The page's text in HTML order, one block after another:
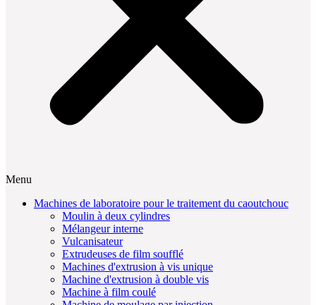
Menu
Machines de laboratoire pour le traitement du caoutchouc
Moulin à deux cylindres
Mélangeur interne
Vulcanisateur
Extrudeuses de film soufflé
Machines d'extrusion à vis unique
Machine d'extrusion à double vis
Machine à film coulé